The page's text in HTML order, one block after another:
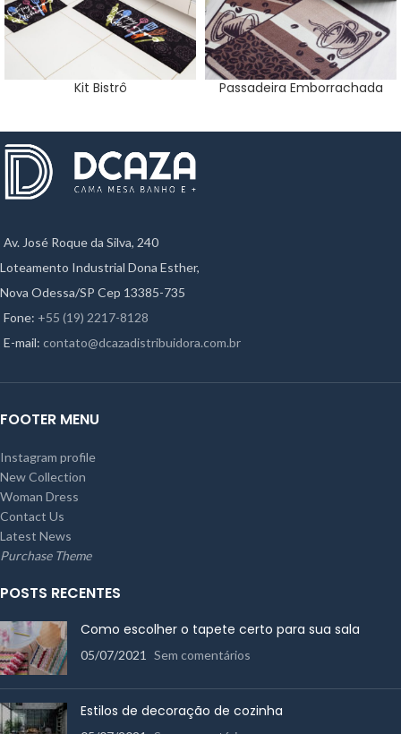
Kit Bistrô Passadeira Emborrachada
Av. José Roque da Silva, 240
Loteamento Industrial Dona Esther,
Nova Odessa/SP Cep 13385-735
Fone: +55 (19) 2217-8128
E-mail: contato@dcazadistribuidora.com.br
FOOTER MENU
Instagram profile
New Collection
Woman Dress
Contact Us
Latest News
Purchase Theme
POSTS RECENTES
Como escolher o tapete certo para sua sala
05/07/2021 Sem comentários
Estilos de decoração de cozinha